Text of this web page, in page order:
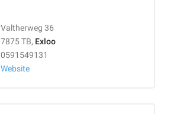
Valtherweg 36
7875 TB, Exloo
0591549131
Website